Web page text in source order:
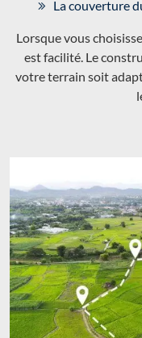
La couverture
Lorsque vous
est facilité. Le
votre terrain soit